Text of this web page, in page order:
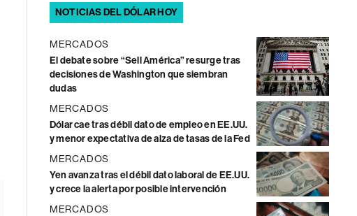
NOTICIAS DEL DÓLAR HOY
MERCADOS
El debate sobre “Sell América” resurge tras
decisiones de Washington que siembran
dudas
MERCADOS
Dólar cae tras débil dato de empleo en EE.UU.
y menor expectativa de alza de tasas de la Fed
MERCADOS
Yen avanza tras el débil dato laboral de EE.UU.
y crece la alerta por posible intervención
MERCADOS